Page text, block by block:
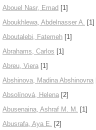
Abouel Nasr, Emad [1]
Aboukhlewa, Abdelnasser A. [1]
Aboutalebi, Fatemeh [1]
Abrahams, Carlos [1]
Abreu, Viera [1]
Abshinova, Madina Abshinovna
Absolínová, Helena [2]
Abusenaina, Ashraf M. M. [1]
Abusrafa, Aya E. [2]